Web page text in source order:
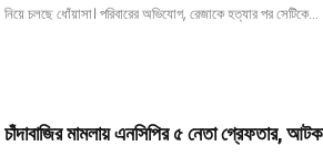
নিয়ে চলছে ধোঁয়াসা। পরিবারের অভিযোগ, রেজাকে হত্যার পর সেটিকে…
চাঁদাবাজির মামলায় এনসিপির ৫ নেতা গ্রেফতার,